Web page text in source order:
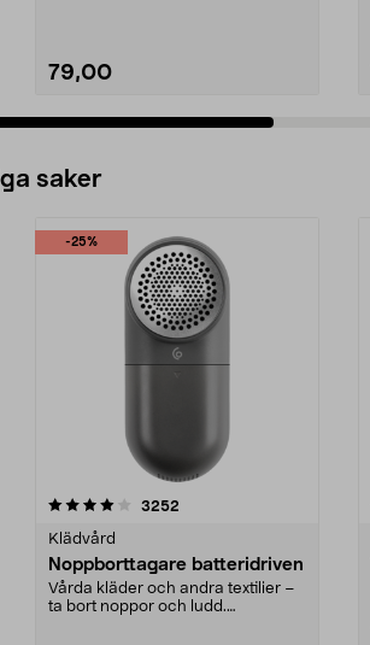
79,00
saker
-25%
3252
Klädvård
Noppborttagare batteridriven
Vårda kläder och andra textilier –
ta bort noppor och ludd.
4.5av 5 stjärnor